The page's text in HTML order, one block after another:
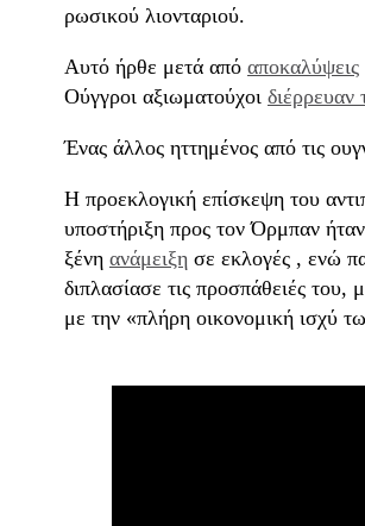
ρωσικού λιονταριού.
Αυτό ήρθε μετά από αποκαλύψεις
Ούγγροι αξιωματούχοι διέρρευαν
Ένας άλλος ηττημένος από τις
Η προεκλογική επίσκεψη του
υποστήριξη προς τον Όρμπαν
ξένη ανάμειξη σε εκλογές , ενώ
διπλασίασε τις προσπάθειές του,
με την «πλήρη οικονομική ισχύ